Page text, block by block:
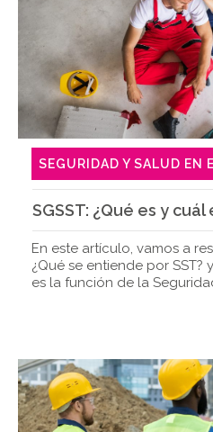
SEGURIDAD Y SALUD EN
SGSST: ¿Qué es y cuál
En este artículo, vamos a
¿Qué se entiende por
es la función de la